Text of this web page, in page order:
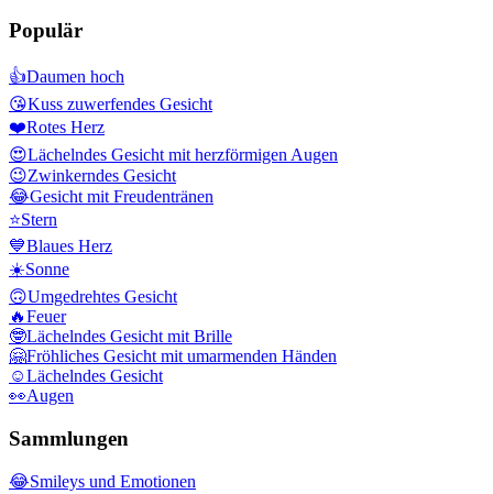
Populär
👍Daumen hoch
😘Kuss zuwerfendes Gesicht
❤️Rotes Herz
😍Lächelndes Gesicht mit herzförmigen Augen
😉Zwinkerndes Gesicht
😂Gesicht mit Freudentränen
⭐Stern
💙Blaues Herz
☀️Sonne
🙃Umgedrehtes Gesicht
🔥Feuer
🤓Lächelndes Gesicht mit Brille
🤗Fröhliches Gesicht mit umarmenden Händen
☺️Lächelndes Gesicht
👀Augen
Sammlungen
😂Smileys und Emotionen